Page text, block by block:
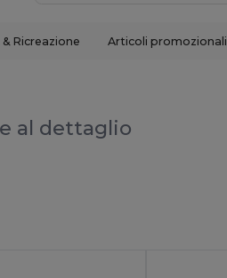
Ricreazione Articoli promozionali
al dettaglio